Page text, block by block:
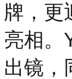
牌，更
亮相。
出镜，